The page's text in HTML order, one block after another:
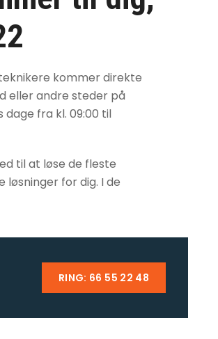
kommer direkte
eller andre steder på
fra kl. 09:00 til
til at løse de fleste
for dig. I de
RING: 66 55 22 48